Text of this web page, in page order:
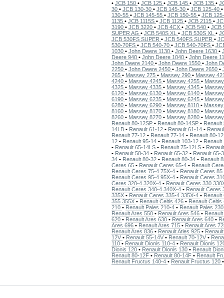
• JCB 150 • JCB 125 • JCB 145 • JCB 135 •
30 • JCB 130-30 • JCB 145-30 • JCB 125-40 •
130-55 • JCB 145-55 • JCB 150-55 • JCB
1135 • JCB 1115S • JCB 1125 • JCB 2115 •
3190 • JCB 3220 • JCB 4CX • JCB 540 • JCB
SUPER AG • JCB 540S XL • JCB 530S XL •
JCB 530FS SUPER • JCB 540FS SUPER •
530-70FS • JCB 540-70 • JCB 540-70FS •
1030 • John Deere 1130 • John Deere 1630 •
Deere 940 • John Deere 1040 • John Deere
John Deere 2140 • John Deere 1550 • John
2250 • John Deere 2450 • John Deere 2650 •
265 • Massey 275 • Massey 290 • Massey
4240 • Massey 4245 • Massey 4255 •
4325 • Massey 4335 • Massey 4345 •
6120 • Massey 6130 • Massey 6140 •
6190 • Massey 6235 • Massey 6245 •
6280 • Massey 6290 • Massey 8110 •
8160 • Massey 8170 • Massey 8180 •
8260 • Massey 8270 • Massey 8280 •
Renault 80-12SP • Renault 80-14SP •
14LB • Renault 61-12 • Renault 61-14 •
Renault 77-12 • Renault 77-14 • Renault 80-
12 • Renault 95-14 • Renault 103-12 •
• Renault 65-14LS • Renault 75-12LS •
• Renault 58-34 • Renault 65-32 • Renault 65-
34 • Renault 80-32 • Renault 80-34 • Renault
Ceres 65 • Renault Ceres 65-4 • Renault
Renault Ceres 75-4 75X-4 • Renault Ceres
Renault Ceres 95-4 95X-4 • Renault Ceres
Ceres 320-4 320X-4 • Renault Ceres 330
Renault Ceres 340-4 340X-4 • Renault Ceres
335X • Renault Ceres 335-4 335X-4 •
355 355X • Renault Celtis 426 • Renault
210 • Renault Pales 210-4 • Renault Pales
Renault Ares 550 • Renault Ares 546 •
620 • Renault Ares 630 • Renault Ares 640 •
Ares 696 • Renault Ares 715 • Renault Ares
Renault Ares 836 • Renault Atles 925 •
12V • Renault 55-14V • Renault 70-12V •
110 • Renault Dionis 110-4 • Renault Dionis
Dionis 120 • Renault Dionis 130 • Renault
Renault 80-12F • Renault 80-14F • Renault
Renault Fructus 140-4 • Renault Fructus 120